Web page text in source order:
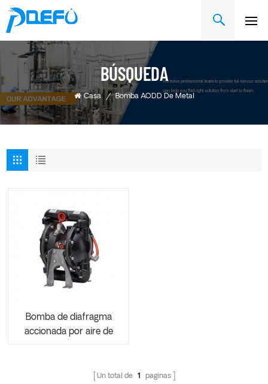
BÚSQUEDA
Casa / Bomba AODD De Metal
Bomba de diafragma
accionada por aire de
Un total de 1 paginas